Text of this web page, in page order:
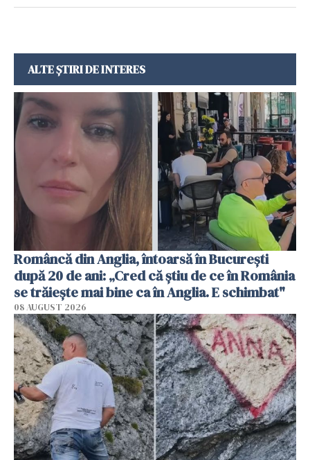
ALTE ȘTIRI DE INTERES
Româncă din Anglia, întoarsă în București
după 20 de ani: „Cred că știu de ce în România
se trăiește mai bine ca în Anglia. E schimbat"
08 AUGUST 2026